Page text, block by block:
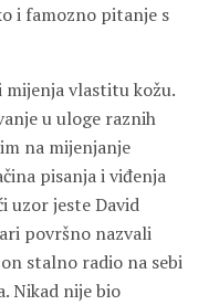
i famozno pitanje s
mijenja vlastitu kožu.
u uloge raznih
na mijenjanje
pisanja i viđenja
uzor jeste David
površno nazvali
stalno radio na sebi
Nikad nije bio